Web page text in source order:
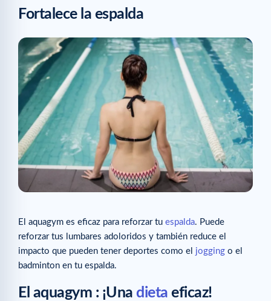
Fortalece la espalda
El aquagym es eficaz para reforzar tu espalda. Puede
reforzar tus lumbares adoloridos y también reduce el
impacto que pueden tener deportes como el jogging o el
badminton en tu espalda.
El aquagym : ¡Una dieta eficaz!